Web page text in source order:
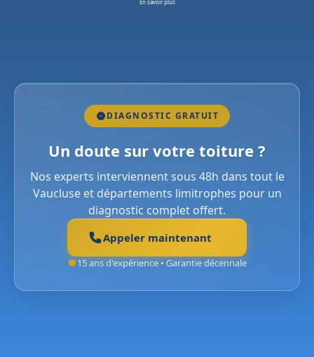
En savoir plus
DIAGNOSTIC GRATUIT
Un doute sur votre toiture ?
Nos experts interviennent sous 48h dans tout le
Vaucluse et départements limitrophes pour un
diagnostic complet offert.
Appeler maintenant
15 ans d'expérience • Garantie décennale